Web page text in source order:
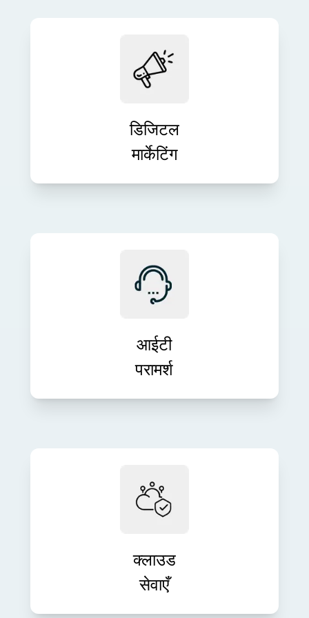
डिजिटल
मार्केटिंग
स्मार्ट डिजिटल रणनीतियों के साथ अपने ब्रांड
की दृश्यता बढ़ाएँ और लीड उत्पन्न करें। SEO
परिणाम प्रदान करते हैं।
आईटी
परामर्श
अपने व्यावसायिक लक्ष्यों के साथ तकनीक को
संरेखित करने के लिए विशेषज्ञ आईटी मार्गदर्शन
और दीर्घकालिक विकास को बढ़ावा देती हैं।
क्लाउड
सेवाएँ
आत्मविश्वास के साथ क्लाउड इन्फ्रास्ट्रक्चर
और प्रदर्शन को बढ़ाते हैं।